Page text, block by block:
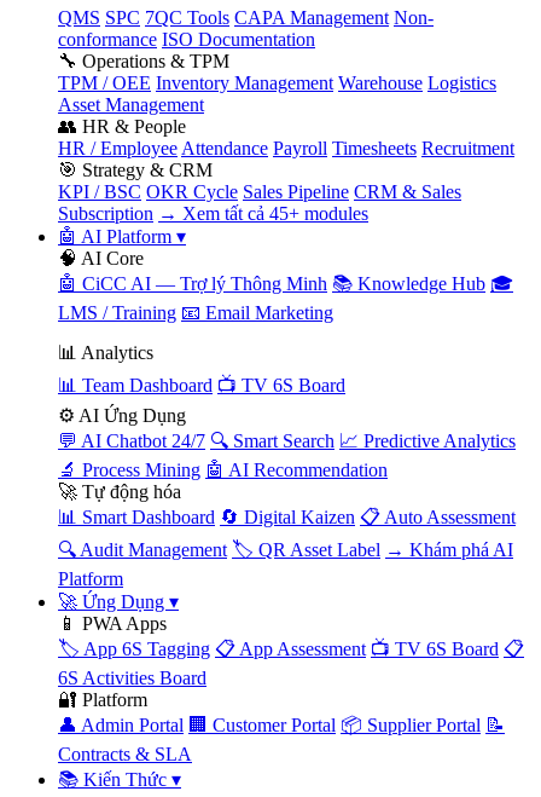
QMS SPC 7QC Tools CAPA Management Non-
conformance ISO Documentation
🔧 Operations & TPM
TPM / OEE Inventory Management Warehouse Logistics
Asset Management
👥 HR & People
HR / Employee Attendance Payroll Timesheets Recruitment
🎯 Strategy & CRM
KPI / BSC OKR Cycle Sales Pipeline CRM & Sales
Subscription → Xem tất cả 45+ modules
🤖 AI Platform ▾
🧠 AI Core
🤖 CiCC AI — Trợ lý Thông Minh 📚 Knowledge Hub 🎓
LMS / Training 📧 Email Marketing
📊 Analytics
📊 Team Dashboard 📺 TV 6S Board
⚙️ AI Ứng Dụng
💬 AI Chatbot 24/7 🔍 Smart Search 📈 Predictive Analytics
🔬 Process Mining 🤖 AI Recommendation
🚀 Tự động hóa
📊 Smart Dashboard 🔄 Digital Kaizen 📋 Auto Assessment
🔍 Audit Management 🏷️ QR Asset Label → Khám phá AI
Platform
🚀 Ứng Dụng ▾
📱 PWA Apps
🏷️ App 6S Tagging 📋 App Assessment 📺 TV 6S Board 📋
6S Activities Board
🔐 Platform
👤 Admin Portal 🏢 Customer Portal 📦 Supplier Portal 📝
Contracts & SLA
📚 Kiến Thức ▾